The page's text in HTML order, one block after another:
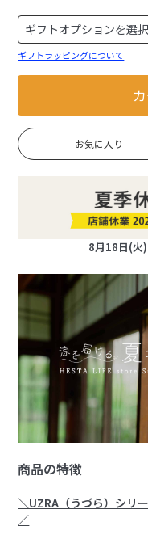
ギフトラッピングについて
お気に入り
8月18日(火)
商品の特徴
＼UZRA（うづら）シリ
／